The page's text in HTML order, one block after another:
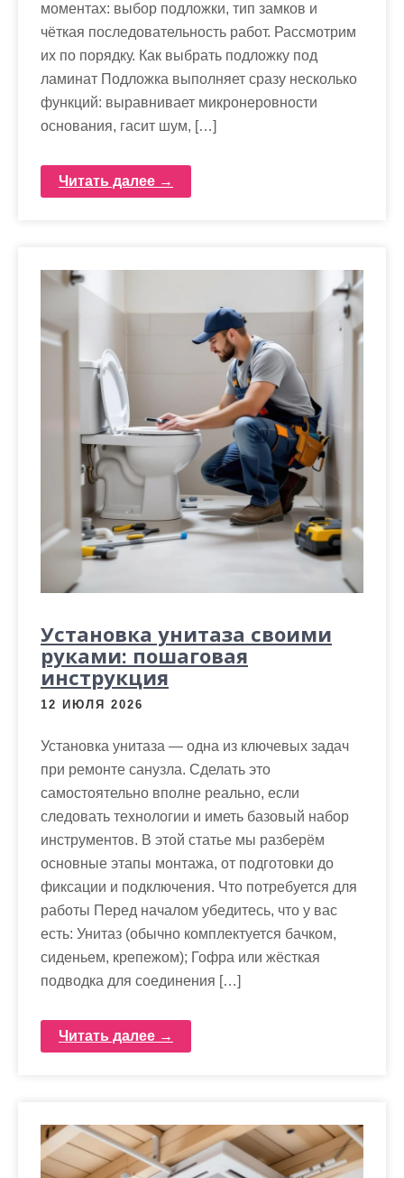
моментах: выбор подложки, тип замков и
чёткая последовательность работ. Рассмотрим
их по порядку. Как выбрать подложку под
ламинат Подложка выполняет сразу несколько
функций: выравнивает микронеровности
основания, гасит шум, […]
Читать далее →
Установка унитаза своими
руками: пошаговая
инструкция
12 ИЮЛЯ 2026
Установка унитаза — одна из ключевых задач
при ремонте санузла. Сделать это
самостоятельно вполне реально, если
следовать технологии и иметь базовый набор
инструментов. В этой статье мы разберём
основные этапы монтажа, от подготовки до
фиксации и подключения. Что потребуется для
работы Перед началом убедитесь, что у вас
есть: Унитаз (обычно комплектуется бачком,
сиденьем, крепежом); Гофра или жёсткая
подводка для соединения […]
Читать далее →